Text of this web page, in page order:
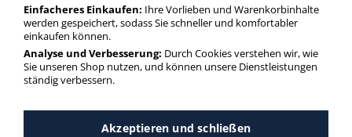
Sichthüllen A5 oben offen
mehr Infos zur Kategorie
Häufig gesucht
Einfacheres Einkaufen: Ihre Vorlieben und Warenkorbinhalte
werden gespeichert, sodass Sie schneller und komfortabler
einkaufen können.
Analyse und Verbesserung: Durch Cookies verstehen wir, wie
Sie unseren Shop nutzen, und können unsere Dienstleistungen
ständig verbessern.
Akzeptieren und schließen